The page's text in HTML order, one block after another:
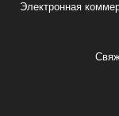
Электронная